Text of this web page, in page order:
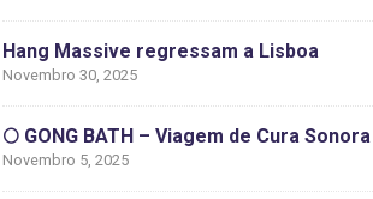
Hang Massive regressam a Lisboa
Novembro 30, 2025
🌕 GONG BATH – Viagem de Cura Sonora
Novembro 5, 2025